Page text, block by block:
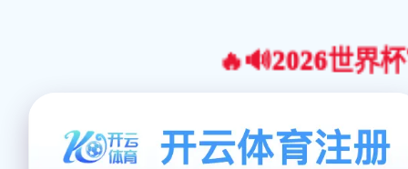
🔥🔊2026世界杯官